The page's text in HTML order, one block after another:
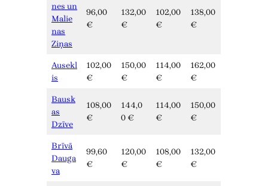
nes un
Malie
nas
Ziņas
96,00
€
132,00
€
102,00
€
138,00
€
Ausekl
is
102,00
€
150,00
€
114,00
€
162,00
€
Bausk
as
Dzīve
108,00
€
144,0
0 €
114,00
€
150,00
€
Brīvā
Dauga
va
99,60
€
120,00
€
108,00
€
132,00
€